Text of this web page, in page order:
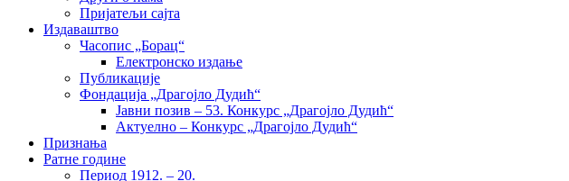
Пријатељи сајта
Издаваштво
Часопис „Борац“
Електронско издање
Публикације
Фондација „Драгојло Дудић“
Јавни позив – 53. Конкурс „Драгојло Дудић“
Актуелно – Конкурс „Драгојло Дудић“
Признања
Ратне године
Период 1912. – 20.